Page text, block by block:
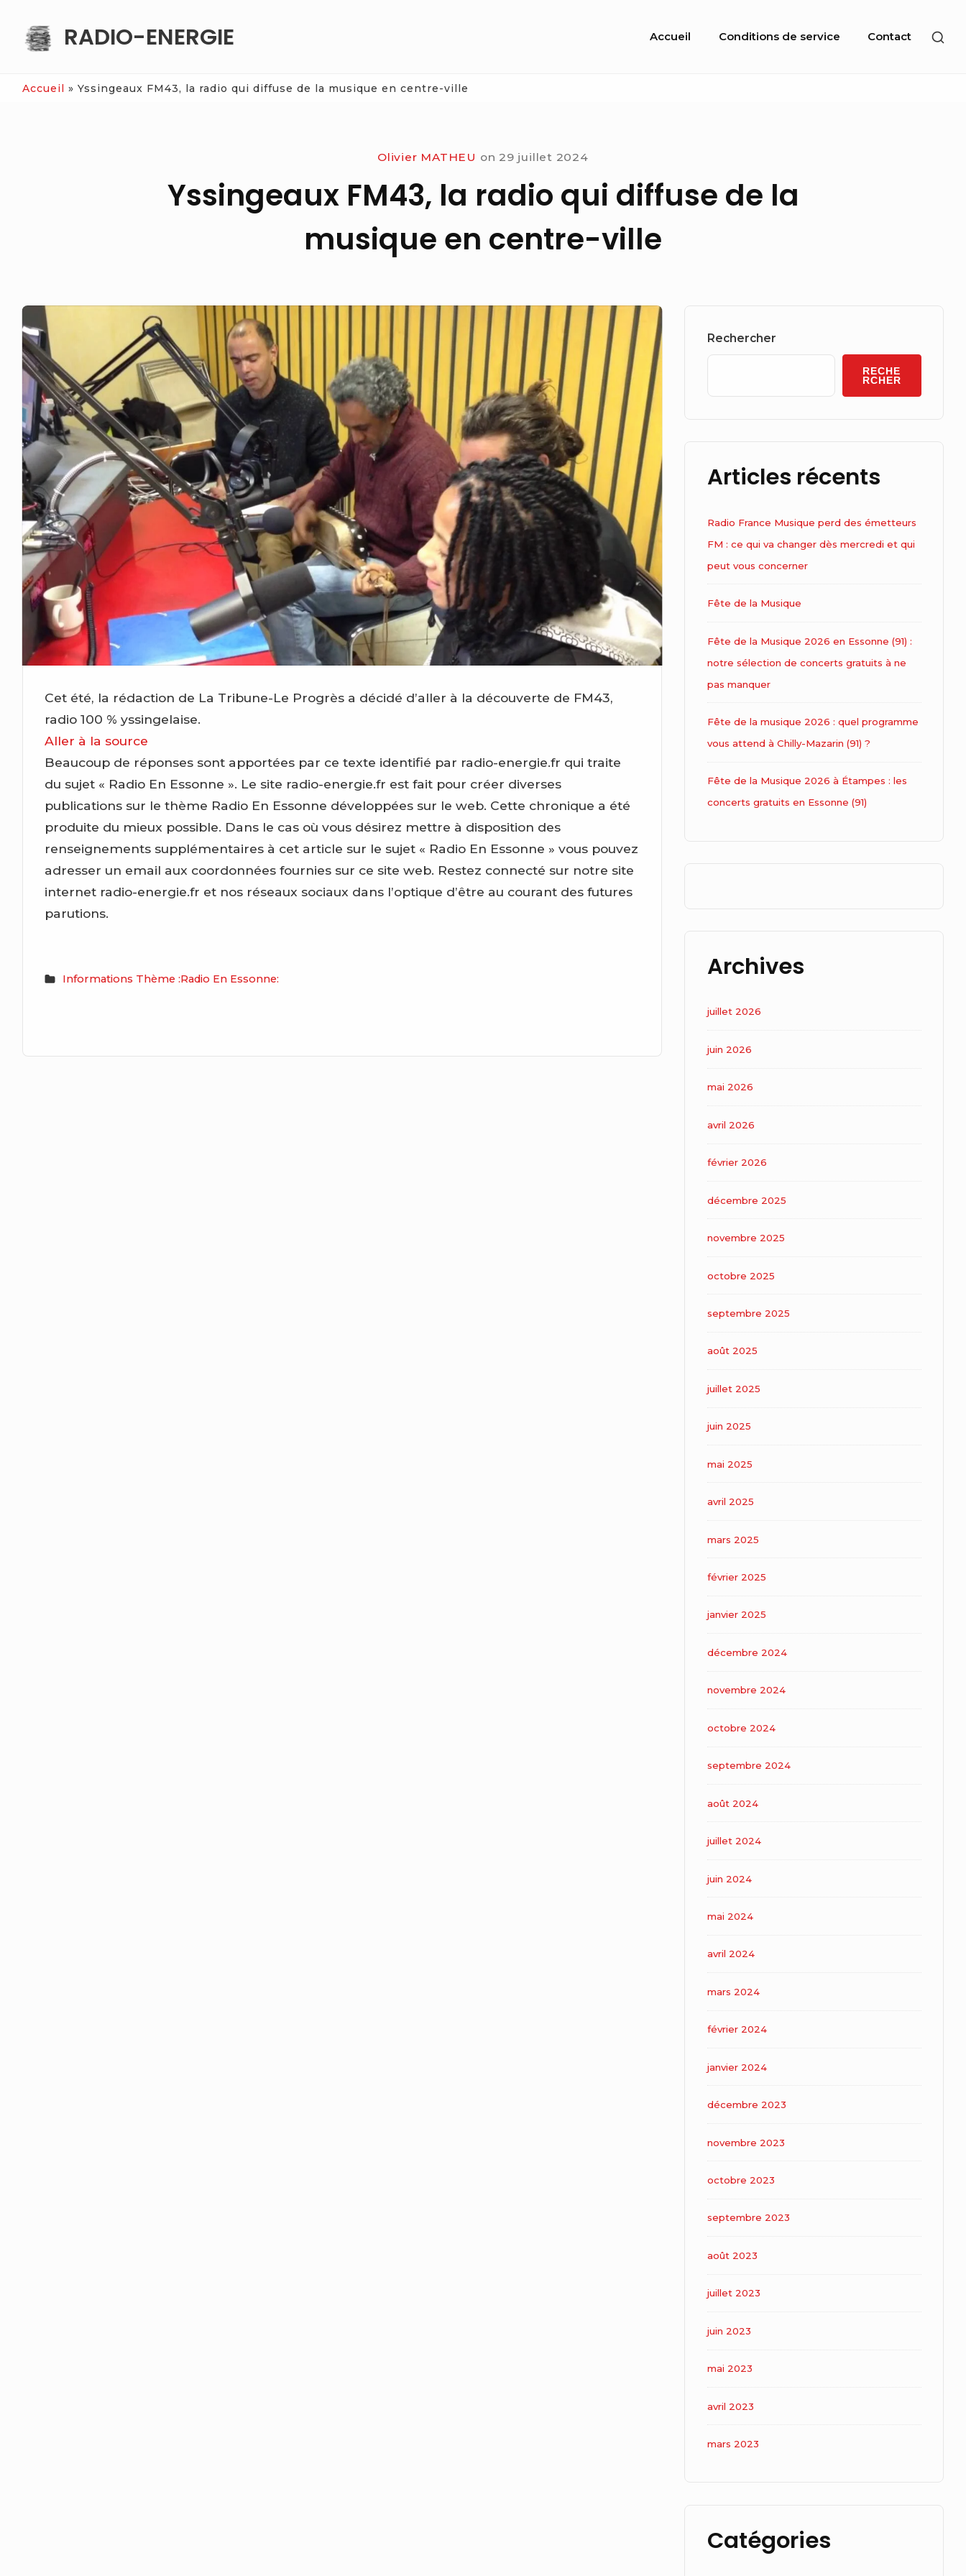
content
RADIO-ENERGIE
Site
Accueil Conditions de service Contact
Accueil » Yssingeaux FM43, la radio qui diffuse de la musique en centre-ville
Olivier MATHEU on 29 juillet 2024
Yssingeaux FM43, la radio qui diffuse de la
musique en centre-ville
Cet été, la rédaction de La Tribune-Le Progrès a décidé d’aller à la découverte de FM43,
radio 100 % yssingelaise.
Aller à la source
Beaucoup de réponses sont apportées par ce texte identifié par radio-energie.fr qui traite
du sujet « Radio En Essonne ». Le site radio-energie.fr est fait pour créer diverses
publications sur le thème Radio En Essonne développées sur le web. Cette chronique a été
produite du mieux possible. Dans le cas où vous désirez mettre à disposition des
renseignements supplémentaires à cet article sur le sujet « Radio En Essonne » vous pouvez
adresser un email aux coordonnées fournies sur ce site web. Restez connecté sur notre site
internet radio-energie.fr et nos réseaux sociaux dans l’optique d’être au courant des futures
parutions.
Informations Thème :Radio En Essonne:
Widget
Rechercher
RECHE
RCHER
Articles récents
Radio France Musique perd des émetteurs
FM : ce qui va changer dès mercredi et qui
peut vous concerner
Fête de la Musique
Fête de la Musique 2026 en Essonne (91) :
notre sélection de concerts gratuits à ne
pas manquer
Fête de la musique 2026 : quel programme
vous attend à Chilly-Mazarin (91) ?
Fête de la Musique 2026 à Étampes : les
concerts gratuits en Essonne (91)
Archives
juillet 2026
juin 2026
mai 2026
avril 2026
février 2026
décembre 2025
novembre 2025
octobre 2025
septembre 2025
août 2025
juillet 2025
juin 2025
mai 2025
avril 2025
mars 2025
février 2025
janvier 2025
décembre 2024
novembre 2024
octobre 2024
septembre 2024
août 2024
juillet 2024
juin 2024
mai 2024
avril 2024
mars 2024
février 2024
janvier 2024
décembre 2023
novembre 2023
octobre 2023
septembre 2023
août 2023
juillet 2023
juin 2023
mai 2023
avril 2023
mars 2023
Catégories